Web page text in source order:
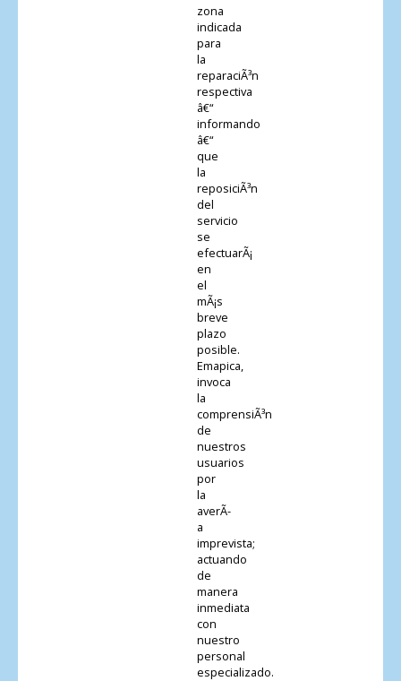
zona
indicada
para
la
reparaciÃ³n
respectiva
â€“
informando
â€“
que
la
reposiciÃ³n
del
servicio
se
efectuarÃ¡
en
el
mÃ¡s
breve
plazo
posible.
Emapica,
invoca
la
comprensiÃ³n
de
nuestros
usuarios
por
la
averÃ­
a
imprevista;
actuando
de
manera
inmediata
con
nuestro
personal
especializado.